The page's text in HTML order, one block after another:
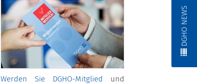
DGHO NEWS
Werden Sie DGHO-Mitglied
und